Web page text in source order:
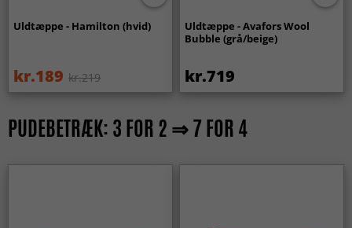
Uldtæppe - Hamilton (hvid)
kr.189 kr.219
Uldtæppe - Avafors Wool
Bubble (grå/beige)
kr.719
PUDEBETRÆK: 3 FOR 2 ⇒ 7 FOR 4